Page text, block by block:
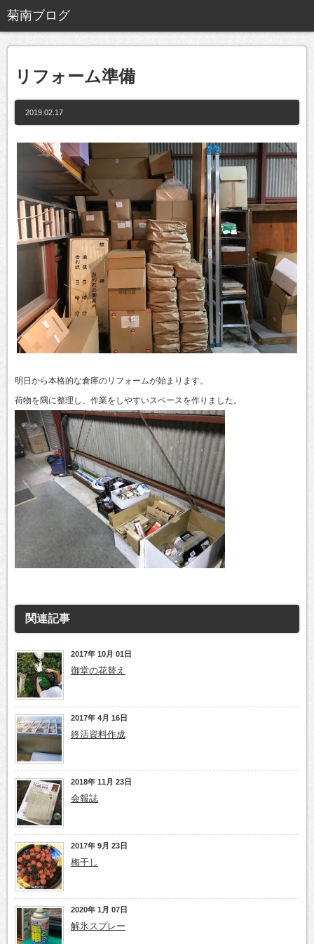
リフォーム準備
2019.02.17
明日から本格的な倉庫のリフォームが始まります。
荷物を隅に整理し、作業をしやすいスペースを作りました。
関連記事
2017年 10月 01日
御堂の花替え
2017年 4月 16日
終活資料作成
2018年 11月 23日
会報誌
2017年 9月 23日
梅干し
2020年 1月 07日
解氷スプレー